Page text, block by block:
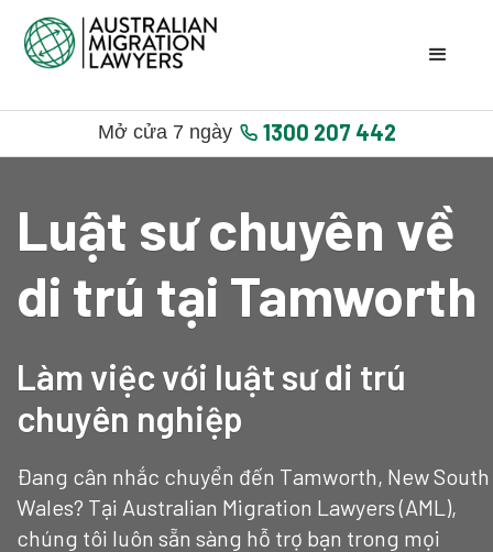
Mở cửa 7 ngày 1300 207 442
Luật sư chuyên về
di trú tại Tamworth
Làm việc với luật sư di trú
chuyên nghiệp
Đang cân nhắc chuyển đến Tamworth, New South
Wales? Tại Australian Migration Lawyers (AML),
chúng tôi luôn sẵn sàng hỗ trợ bạn trong mọi